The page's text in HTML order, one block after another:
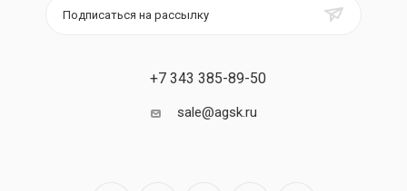
Подписаться на рассылку
+7 343 385-89-50
sale@agsk.ru